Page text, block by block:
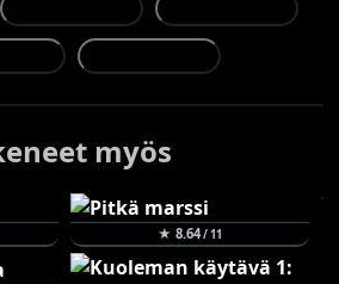
myös
★ 8.64/ 11